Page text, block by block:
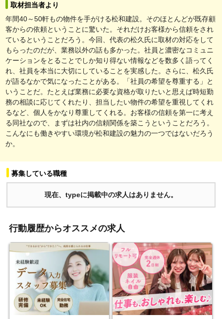
取材担当者より
年間40～50軒もの物件を手がける松和建設。そのほとんどが既存顧
客からの依頼ということに驚いた。それだけお客様から信頼をされ
ているということだろう。今回、代表の松久氏に取材の対応をして
もらったのだが、業務以外の話も多かった。社員と濃密なコミュニ
ケーションをとることでしか知り得ない情報などを数多く語ってく
れ、社員を本当に大切にしていることを実感した。さらに、松久氏
が語るなかで気になったことがある。「社員の希望を尊重する」と
いうことだ。たとえば業務に必要な資格が取りたいと思えば時短勤
務の相談に応じてくれたり、担当したい物件の希望を重視してくれ
るなど、個人をかなり尊重してくれる。お客様の信頼を第一に考え
る同社なので、まずは社内の信頼関係を築こうということだろう。
こんなにも働きやすい環境が松和建設の魅力の一つではないだろう
か。
募集している職種
現在、typeに掲載中の求人はありません。
行動履歴からオススメの求人